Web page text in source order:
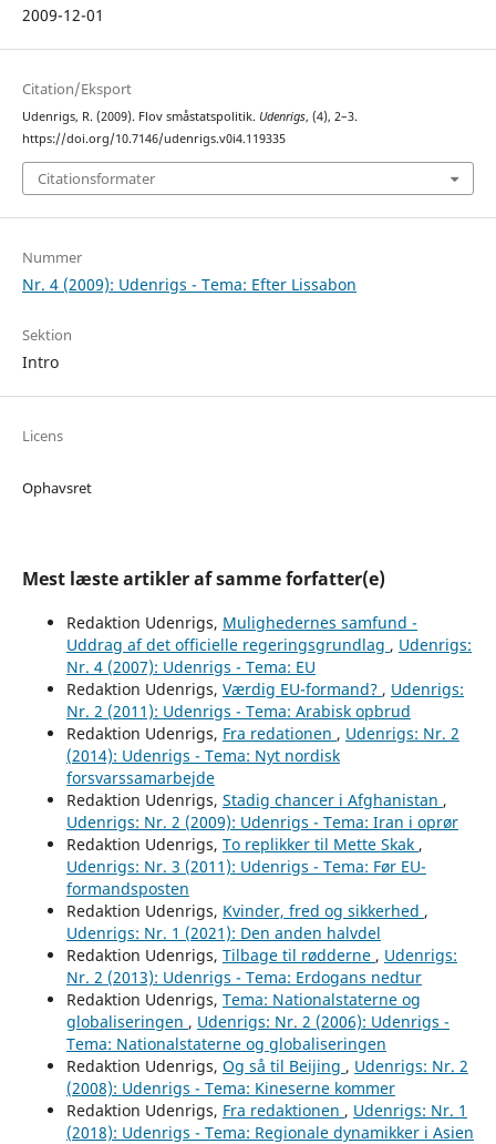
2009-12-01
Citation/Eksport
Udenrigs, R. (2009). Flov småstatspolitik. Udenrigs, (4), 2–3.
https://doi.org/10.7146/udenrigs.v0i4.119335
Citationsformater
Nummer
Nr. 4 (2009): Udenrigs - Tema: Efter Lissabon
Sektion
Intro
Licens
Ophavsret
Mest læste artikler af samme forfatter(e)
Redaktion Udenrigs, Mulighedernes samfund -
Uddrag af det officielle regeringsgrundlag , Udenrigs:
Nr. 4 (2007): Udenrigs - Tema: EU
Redaktion Udenrigs, Værdig EU-formand? , Udenrigs:
Nr. 2 (2011): Udenrigs - Tema: Arabisk opbrud
Redaktion Udenrigs, Fra redationen , Udenrigs: Nr. 2
(2014): Udenrigs - Tema: Nyt nordisk
forsvarssamarbejde
Redaktion Udenrigs, Stadig chancer i Afghanistan ,
Udenrigs: Nr. 2 (2009): Udenrigs - Tema: Iran i oprør
Redaktion Udenrigs, To replikker til Mette Skak ,
Udenrigs: Nr. 3 (2011): Udenrigs - Tema: Før EU-
formandsposten
Redaktion Udenrigs, Kvinder, fred og sikkerhed ,
Udenrigs: Nr. 1 (2021): Den anden halvdel
Redaktion Udenrigs, Tilbage til rødderne , Udenrigs:
Nr. 2 (2013): Udenrigs - Tema: Erdogans nedtur
Redaktion Udenrigs, Tema: Nationalstaterne og
globaliseringen , Udenrigs: Nr. 2 (2006): Udenrigs -
Tema: Nationalstaterne og globaliseringen
Redaktion Udenrigs, Og så til Beijing , Udenrigs: Nr. 2
(2008): Udenrigs - Tema: Kineserne kommer
Redaktion Udenrigs, Fra redaktionen , Udenrigs: Nr. 1
(2018): Udenrigs - Tema: Regionale dynamikker i Asien